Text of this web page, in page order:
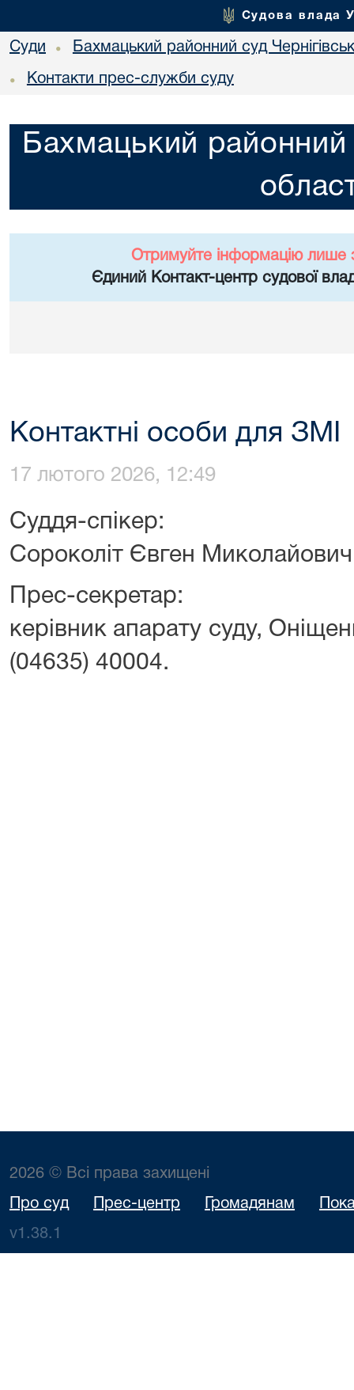
Судова влада
Суди • Бахмацький районний суд
• Контакти прес-служби суду
Бахмацький районний
Отримуйте інформацію лише
Єдиний Контакт-центр судової
Контактні особи для ЗМІ
17 лютого 2026, 12:49
Суддя-спікер:
Сороколіт Євген
Прес-секретар:
керівник апарату суду,
(04635) 40004.
2026 © Всі права захищені
Про суд Прес-центр Громадянам
v1.38.1